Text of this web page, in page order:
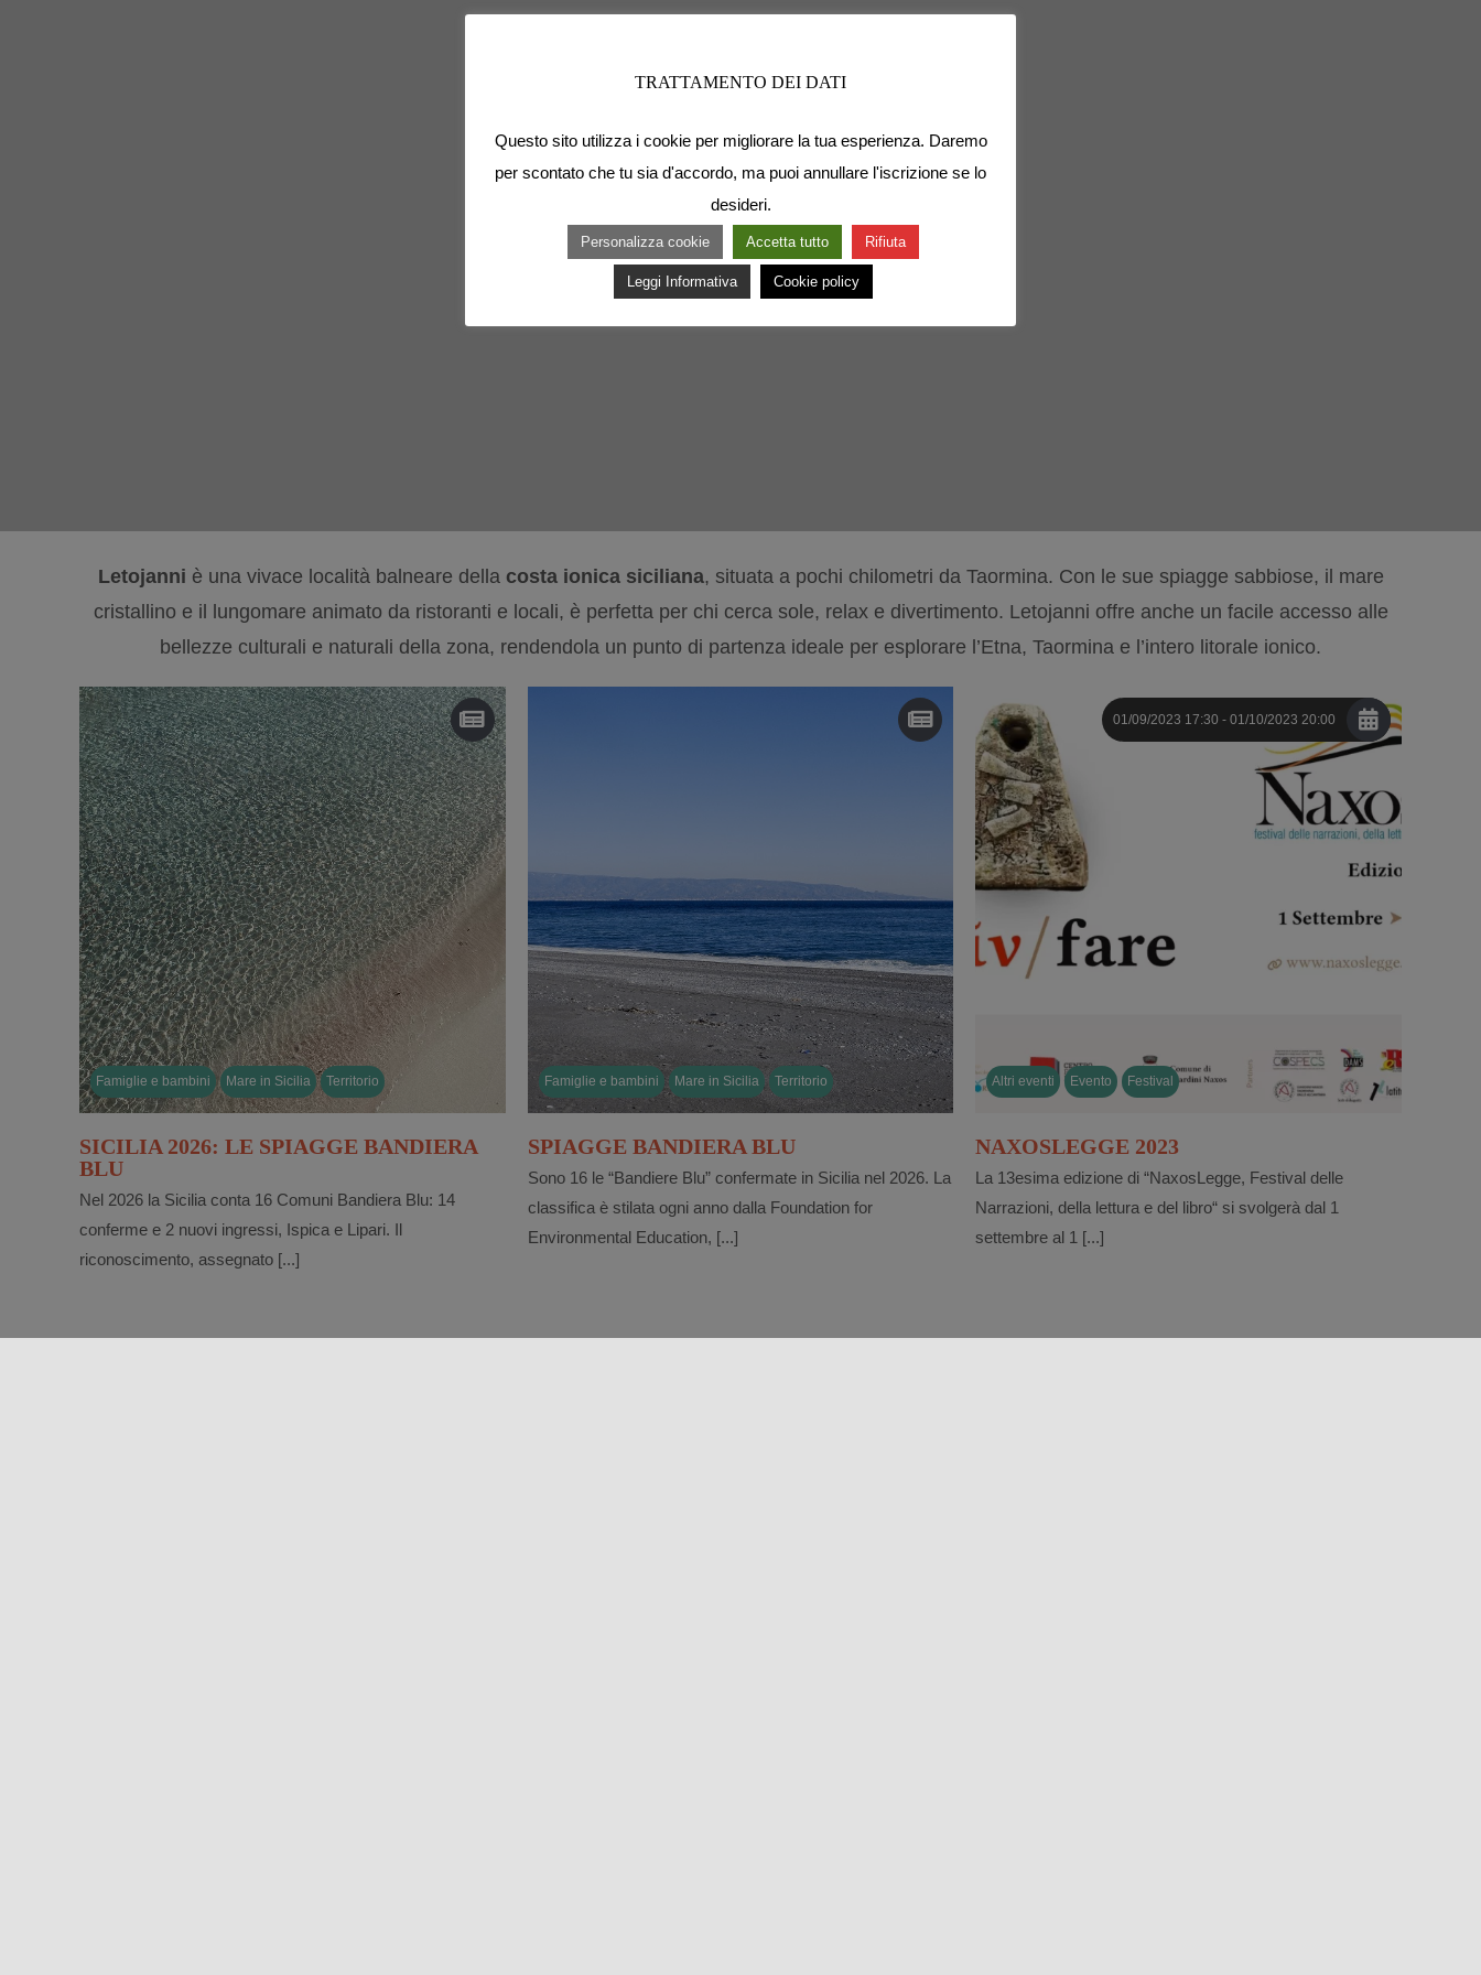
Letojanni è una vivace località balneare della costa ionica siciliana, situata a pochi chilometri da Taormina. Con le sue spiagge sabbiose, il mare
cristallino e il lungomare animato da ristoranti e locali, è perfetta per chi cerca sole, relax e divertimento. Letojanni offre anche un facile accesso alle
bellezze culturali e naturali della zona, rendendola un punto di partenza ideale per esplorare l’Etna, Taormina e l’intero litorale ionico.
Famiglie e bambini Mare in Sicilia Territorio
SICILIA 2026: LE SPIAGGE BANDIERA
BLU
Nel 2026 la Sicilia conta 16 Comuni Bandiera Blu: 14
conferme e 2 nuovi ingressi, Ispica e Lipari. Il
riconoscimento, assegnato [...]
Famiglie e bambini Mare in Sicilia Territorio
SPIAGGE BANDIERA BLU
Sono 16 le “Bandiere Blu” confermate in Sicilia nel 2026. La
classifica è stilata ogni anno dalla Foundation for
Environmental Education, [...]
01/09/2023 17:30 - 01/10/2023 20:00
Altri eventi Evento Festival
NAXOSLEGGE 2023
La 13esima edizione di “NaxosLegge, Festival delle
Narrazioni, della lettura e del libro“ si svolgerà dal 1
settembre al 1 [...]
TRATTAMENTO DEI DATI
Questo sito utilizza i cookie per migliorare la tua esperienza. Daremo
per scontato che tu sia d'accordo, ma puoi annullare l'iscrizione se lo
desideri.
Personalizza cookie Accetta tutto Rifiuta
Leggi Informativa Cookie policy